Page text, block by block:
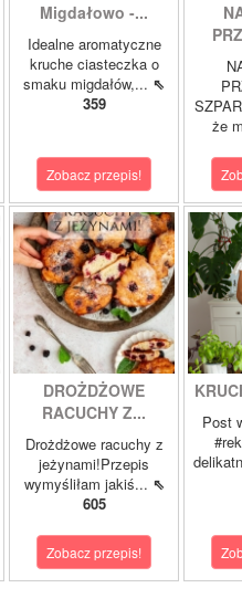
Migdałowo -...
Idealne aromatyczne
kruche ciasteczka o
smaku migdałów,... ⇖
359
Zobacz przepis!
że
DROŻDŻOWE
RACUCHY Z...
Drożdżowe racuchy z
jeżynami!Przepis
wymyśliłam jakiś... ⇖
605
Zobacz przepis!
Post